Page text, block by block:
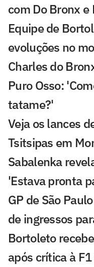
com Do Bronx e
Equipe de
evoluções no
Charles do
Puro Osso:
tatame?'
Veja os lances
Tsitsipas em
Sabalenka
'Estava pronta
GP de São
de ingressos
Bortoleto
após crítica à